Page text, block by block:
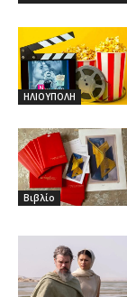
ΗΛΙΟΥΠΟΛΗ
Βιβλίο